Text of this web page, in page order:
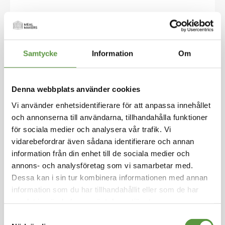
Samtycke Information Om
Denna webbplats använder cookies
Vi använder enhetsidentifierare för att anpassa innehållet
och annonserna till användarna, tillhandahålla funktioner
för sociala medier och analysera vår trafik. Vi
vidarebefordrar även sådana identifierare och annan
information från din enhet till de sociala medier och
annons- och analysföretag som vi samarbetar med.
Dessa kan i sin tur kombinera informationen med annan
information som du har tillhandahållit eller som de har
Basmatiris Långkornigt
5kg Nur Jahan
Nurjahan Basmatiris 5 kg är ett premium långk
ornigt ris med naturlig arom och elegant smak.
Kornen blir extra långa, fluffiga och håller sig s
eparata efter tillagning. Det passar perfekt till
biryani, pilaff, curry och andra asiatiska och m
ellanösternrätter. Ett lättlagat och mångsidigt r
is som ger ett professionellt resultat varje gång.
Storpack på 5 kg – idealiskt för familjer, restaur
anger och storkök.
Kolonial
SEVAN - NURJAHAN
början
av
bildgalleriet